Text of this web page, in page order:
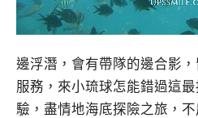
邊浮潛，會有帶隊的邊合影
服務，來小琉球怎能錯過這
驗，盡情地海底探險之旅，